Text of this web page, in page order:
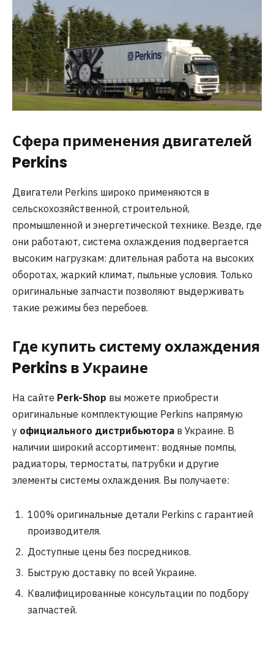
Сфера применения двигателей
Perkins
Двигатели Perkins широко применяются в
сельскохозяйственной, строительной,
промышленной и энергетической технике. Везде, где
они работают, система охлаждения подвергается
высоким нагрузкам: длительная работа на высоких
оборотах, жаркий климат, пыльные условия. Только
оригинальные запчасти позволяют выдерживать
такие режимы без перебоев.
Где купить систему охлаждения
Perkins в Украине
На сайте Perk-Shop вы можете приобрести
оригинальные комплектующие Perkins напрямую
у официального дистрибьютора в Украине. В
наличии широкий ассортимент: водяные помпы,
радиаторы, термостаты, патрубки и другие
элементы системы охлаждения. Вы получаете:
100% оригинальные детали Perkins с гарантией
производителя.
Доступные цены без посредников.
Быструю доставку по всей Украине.
Квалифицированные консультации по подбору
запчастей.